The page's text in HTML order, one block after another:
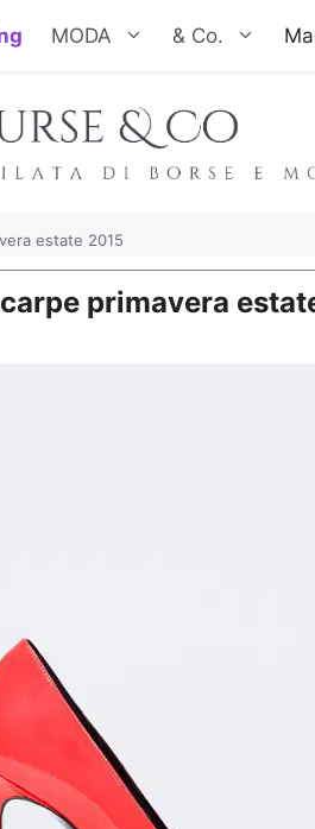
MODA & Co.
estate 2015
primavera